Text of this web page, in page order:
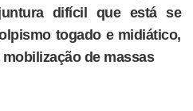
difícil que está se
togado e midiático,
de massas